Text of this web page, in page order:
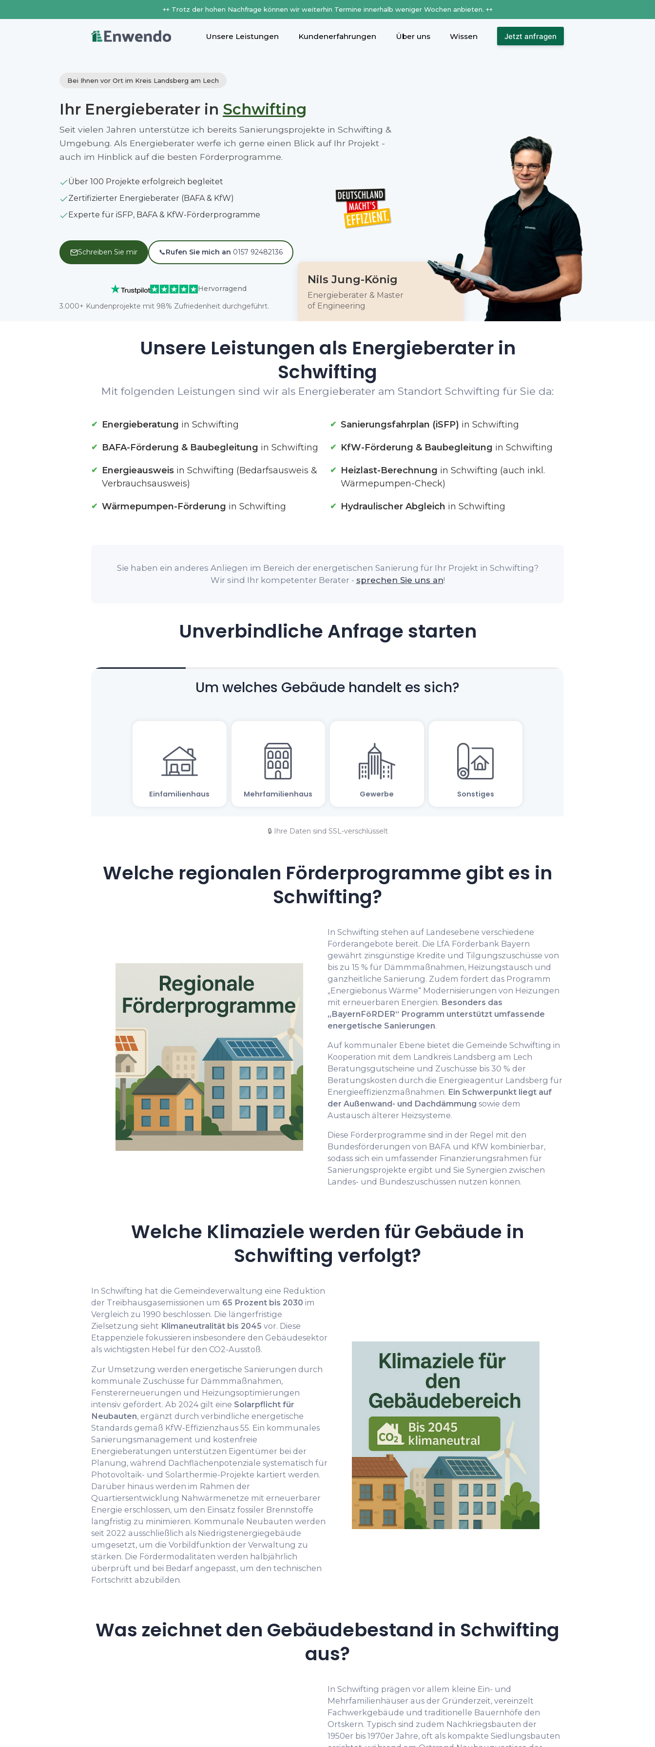
++ Trotz der hohen Nachfrage können wir weiterhin Termine innerhalb weniger Wochen anbieten. ++
Unsere Leistungen Kundenerfahrungen Über uns Wissen Jetzt anfragen
Bei Ihnen vor Ort im Kreis Landsberg am Lech
Ihr Energieberater in Schwifting
Seit vielen Jahren unterstütze ich bereits Sanierungsprojekte in Schwifting &
Umgebung. Als Energieberater werfe ich gerne einen Blick auf Ihr Projekt -
auch im Hinblick auf die besten Förderprogramme.
Über 100 Projekte erfolgreich begleitet
Zertifizierter Energieberater (BAFA & KfW)
Experte für iSFP, BAFA & KfW-Förderprogramme
Schreiben Sie mir 📞Rufen Sie mich an 0157 92482136
Hervorragend
3.000+ Kundenprojekte mit 98% Zufriedenheit durchgeführt.
Nils Jung-König
Energieberater & Master
of Engineering
Unsere Leistungen als Energieberater in
Schwifting
Mit folgenden Leistungen sind wir als Energieberater am Standort Schwifting für Sie da:
Energieberatung in Schwifting Sanierungsfahrplan (iSFP) in Schwifting
BAFA-Förderung & Baubegleitung in Schwifting KfW-Förderung & Baubegleitung in Schwifting
Energieausweis in Schwifting (Bedarfsausweis &
Verbrauchsausweis)
Heizlast-Berechnung in Schwifting (auch inkl.
Wärmepumpen-Check)
Wärmepumpen-Förderung in Schwifting Hydraulischer Abgleich in Schwifting
Sie haben ein anderes Anliegen im Bereich der energetischen Sanierung für Ihr Projekt in Schwifting?
Wir sind Ihr kompetenter Berater - sprechen Sie uns an!
Unverbindliche Anfrage starten
🔒 Ihre Daten sind SSL-verschlüsselt
Welche regionalen Förderprogramme gibt es in
Schwifting?
In Schwifting stehen auf Landesebene verschiedene
Förderangebote bereit. Die LfA Förderbank Bayern
gewährt zinsgünstige Kredite und Tilgungszuschüsse von
bis zu 15 % für Dämmmaßnahmen, Heizungstausch und
ganzheitliche Sanierung. Zudem fördert das Programm
„Energiebonus Wärme“ Modernisierungen von Heizungen
mit erneuerbaren Energien. Besonders das
„BayernFöRDER“ Programm unterstützt umfassende
energetische Sanierungen.
Auf kommunaler Ebene bietet die Gemeinde Schwifting in
Kooperation mit dem Landkreis Landsberg am Lech
Beratungsgutscheine und Zuschüsse bis 30 % der
Beratungskosten durch die Energieagentur Landsberg für
Energieeffizienzmaßnahmen. Ein Schwerpunkt liegt auf
der Außenwand- und Dachdämmung sowie dem
Austausch älterer Heizsysteme.
Diese Förderprogramme sind in der Regel mit den
Bundesförderungen von BAFA und KfW kombinierbar,
sodass sich ein umfassender Finanzierungsrahmen für
Sanierungsprojekte ergibt und Sie Synergien zwischen
Landes- und Bundeszuschüssen nutzen können.
Welche Klimaziele werden für Gebäude in
Schwifting verfolgt?
In Schwifting hat die Gemeindeverwaltung eine Reduktion
der Treibhausgasemissionen um 65 Prozent bis 2030 im
Vergleich zu 1990 beschlossen. Die längerfristige
Zielsetzung sieht Klimaneutralität bis 2045 vor. Diese
Etappenziele fokussieren insbesondere den Gebäudesektor
als wichtigsten Hebel für den CO2-Ausstoß.
Zur Umsetzung werden energetische Sanierungen durch
kommunale Zuschüsse für Dämmmaßnahmen,
Fenstererneuerungen und Heizungsoptimierungen
intensiv gefördert. Ab 2024 gilt eine Solarpflicht für
Neubauten, ergänzt durch verbindliche energetische
Standards gemäß KfW-Effizienzhaus 55. Ein kommunales
Sanierungsmanagement und kostenfreie
Energieberatungen unterstützen Eigentümer bei der
Planung, während Dachflächenpotenziale systematisch für
Photovoltaik- und Solarthermie-Projekte kartiert werden.
Darüber hinaus werden im Rahmen der
Quartiersentwicklung Nahwärmenetze mit erneuerbarer
Energie erschlossen, um den Einsatz fossiler Brennstoffe
langfristig zu minimieren. Kommunale Neubauten werden
seit 2022 ausschließlich als Niedrigstenergiegebäude
umgesetzt, um die Vorbildfunktion der Verwaltung zu
stärken. Die Fördermodalitäten werden halbjährlich
überprüft und bei Bedarf angepasst, um den technischen
Fortschritt abzubilden.
Was zeichnet den Gebäudebestand in Schwifting
aus?
In Schwifting prägen vor allem kleine Ein- und
Mehrfamilienhäuser aus der Gründerzeit, vereinzelt
Fachwerkgebäude und traditionelle Bauernhöfe den
Ortskern. Typisch sind zudem Nachkriegsbauten der
1950er bis 1970er Jahre, oft als kompakte Siedlungsbauten